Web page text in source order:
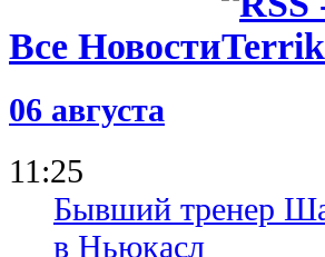
Все Новости
06 августа
11:25
Бывший тренер
в Ньюкасл